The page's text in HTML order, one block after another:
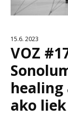
15.6. 2023
VOZ
healing
ako liek